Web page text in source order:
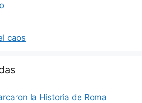
caos
la Historia de Roma